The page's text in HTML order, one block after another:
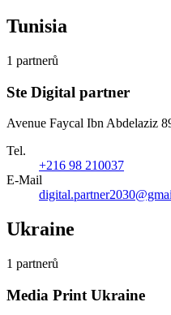
Tunisia
1 partnerů
Ste Digital partner
Avenue Faycal Ibn Abdelaziz
Tel.
+216 98 210037
E-Mail
Ukraine
1 partnerů
Media Print Ukraine